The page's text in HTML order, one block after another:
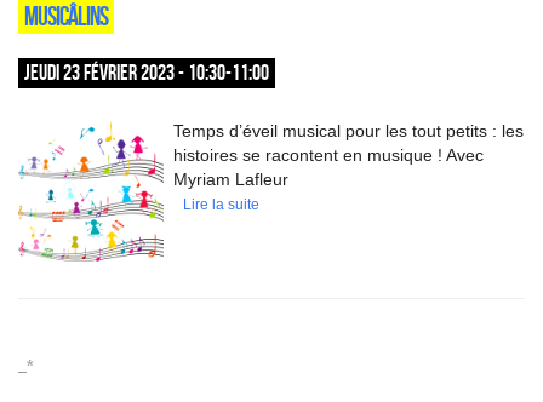
MUSICÂLINS
JEUDI 23 FÉVRIER 2023 - 10:30-11:00
Temps d’éveil musical pour les tout petits : les
histoires se racontent en musique ! Avec
Myriam Lafleur
Lire la suite
_*